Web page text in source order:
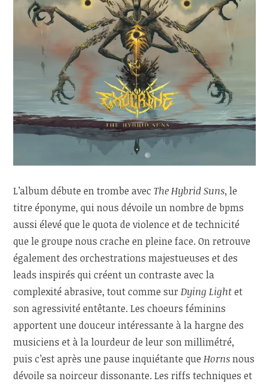
L’album débute en trombe avecThe Hybrid Suns, le
titre éponyme, qui nous dévoile un nombre de bpms
aussi élevé que le quota de violence et de technicité
que le groupe nous crache en pleine face. On retrouve
également des orchestrations majestueuses et des
leads inspirés qui créent un contraste avec la
complexité abrasive, tout comme surDying Lightet
son agressivité entêtante. Les choeurs féminins
apportent une douceur intéressante à la hargne des
musiciens et à la lourdeur de leur son millimétré,
puis c’est après une pause inquiétante queHornsnous
dévoile sa noirceur dissonante. Les riffs techniques et